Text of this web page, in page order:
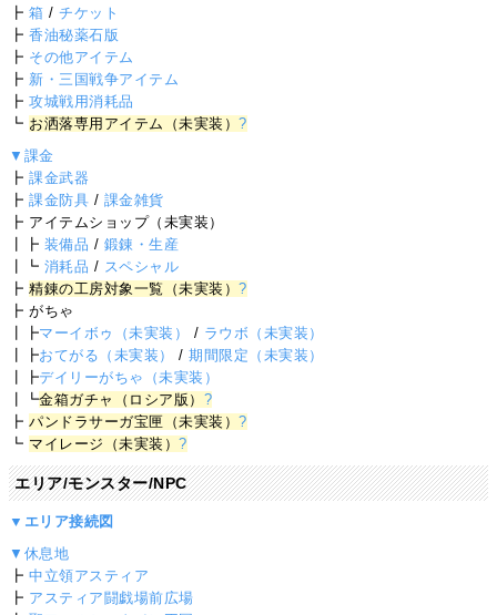
┣箱 /チケット
┣香油秘薬石版
┣ その他アイテム
┣ 新・三国戦争アイテム
┣攻城戦用消耗品
┗ お洒落専用アイテム（未実装）?
▼課金
┣課金武器
┣課金防具 / 課金雑貨
┣ アイテムショップ（未実装）
┃┣ 装備品 / 鍛錬・生産
┃┗ 消耗品 / スペシャル
┣精錬の工房対象一覧（未実装）?
┣ がちゃ
┃┣マーイボゥ（未実装） / ラウボ（未実装）
┃┣おてがる（未実装） /期間限定（未実装）
┃┣デイリーがちゃ（未実装）
┃┗金箱ガチャ（ロシア版） ?
┣パンドラサーガ宝匣（未実装）?
┗ マイレージ（未実装）?
エリア/モンスター/NPC
▼エリア接続図
▼休息地
┣中立領アスティア
┣ アスティア闘戯場前広場